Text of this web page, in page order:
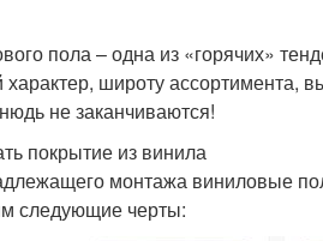
пола – одна из «горячих»
широту ассортимента,
не заканчиваются!
покрытие из винила
монтажа виниловые
следующие черты: